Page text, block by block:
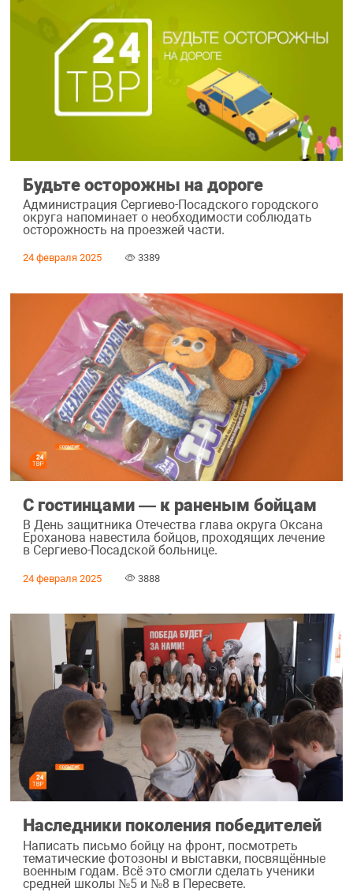
Будьте осторожны на дороге
Администрация Сергиево-Посадского городского
округа напоминает о необходимости соблюдать
осторожность на проезжей части.
24 февраля 2025 3389
С гостинцами — к раненым бойцам
В День защитника Отечества глава округа Оксана
Ероханова навестила бойцов, проходящих лечение
в Сергиево-Посадской больнице.
24 февраля 2025 3888
Наследники поколения победителей
Написать письмо бойцу на фронт, посмотреть
тематические фотозоны и выставки, посвящённые
военным годам. Всё это смогли сделать ученики
средней школы №5 и №8 в Пересвете.